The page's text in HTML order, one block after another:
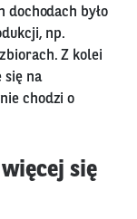
dochodach było
np.
Z kolei
się na
chodzi o
się